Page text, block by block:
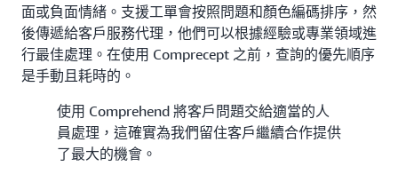
面或負面情緒。支援工單會按照問題和顏色編碼排序，然
後傳遞給客戶服務代理，他們可以根據經驗或專業領域進
行最佳處理。在使用 Comprecept 之前，查詢的優先順序
是手動且耗時的。
使用 Comprehend 將客戶問題交給適當的人
員處理，這確實為我們留住客戶繼續合作提供
了最大的機會。